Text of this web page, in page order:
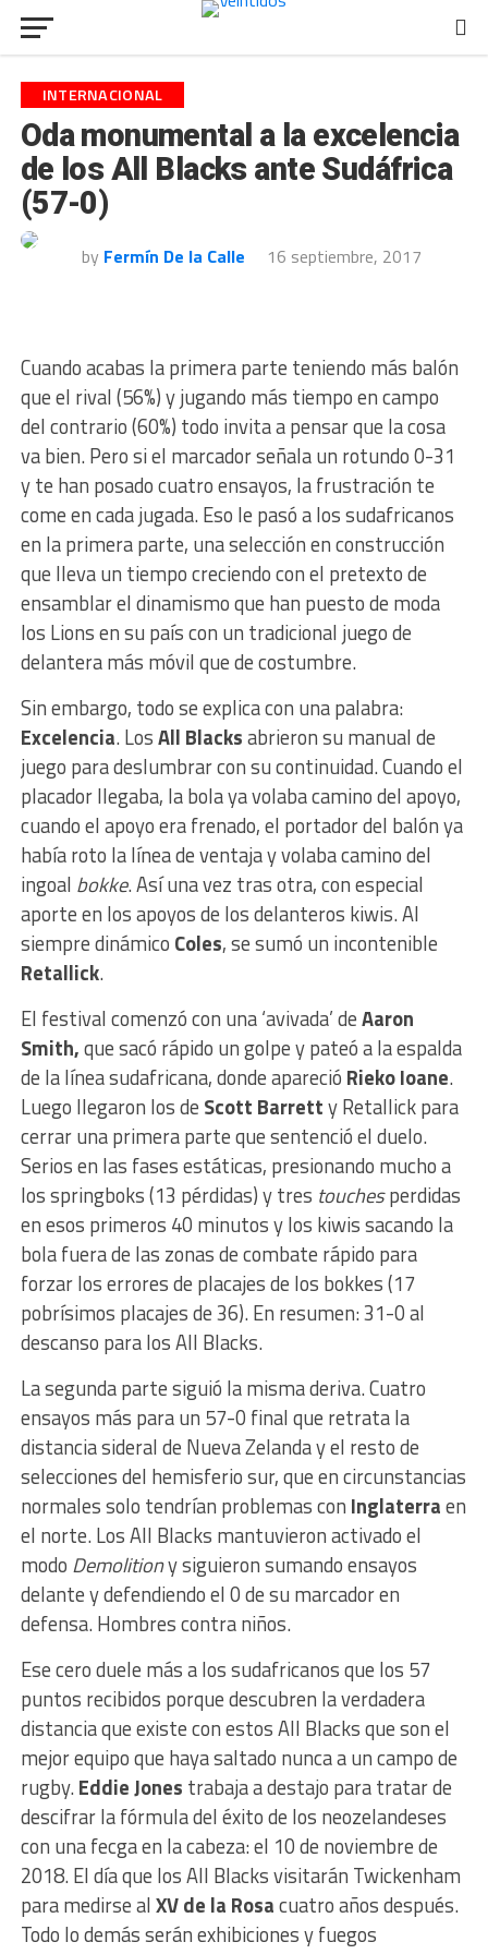
INTERNACIONAL
Oda monumental a la excelencia
de los All Blacks ante Sudáfrica
(57-0)
by Fermín De la Calle 16 septiembre, 2017
Cuando acabas la primera parte teniendo más balón
que el rival (56%) y jugando más tiempo en campo
del contrario (60%) todo invita a pensar que la cosa
va bien. Pero si el marcador señala un rotundo 0-31
y te han posado cuatro ensayos, la frustración te
come en cada jugada. Eso le pasó a los sudafricanos
en la primera parte, una selección en construcción
que lleva un tiempo creciendo con el pretexto de
ensamblar el dinamismo que han puesto de moda
los Lions en su país con un tradicional juego de
delantera más móvil que de costumbre.
Sin embargo, todo se explica con una palabra:
Excelencia. LosAll Blacksabrieron su manual de
juego para deslumbrar con su continuidad. Cuando el
placador llegaba, la bola ya volaba camino del apoyo,
cuando el apoyo era frenado, el portador del balón ya
había roto la línea de ventaja y volaba camino del
ingoal bokke. Así una vez tras otra, con especial
aporte en los apoyos de los delanteros kiwis. Al
siempre dinámico Coles, se sumó un incontenible
Retallick.
El festival comenzó con una ‘avivada’ deAaron
Smith,que sacó rápido un golpe y pateó a la espalda
de la línea sudafricana, donde apareció Rieko Ioane.
Luego llegaron los de Scott Barretty Retallick para
cerrar una primera parte que sentenció el duelo.
Serios en las fases estáticas, presionando mucho a
los springboks (13 pérdidas) y tres touchesperdidas
en esos primeros 40 minutos y los kiwis sacando la
bola fuera de las zonas de combate rápido para
forzar los errores de placajes de los bokkes (17
pobrísimos placajes de 36). En resumen: 31-0 al
descanso para los All Blacks.
La segunda parte siguió la misma deriva. Cuatro
ensayos más para un 57-0 final que retrata la
distancia sideral de Nueva Zelanda y el resto de
selecciones del hemisferio sur, que en circunstancias
normales solo tendrían problemas con Inglaterraen
el norte. Los All Blacks mantuvieron activado el
modo Demolitiony siguieron sumando ensayos
delante y defendiendo el 0 de su marcador en
defensa. Hombres contra niños.
Ese cero duele más a los sudafricanos que los 57
puntos recibidos porque descubren la verdadera
distancia que existe con estos All Blacks que son el
mejor equipo que haya saltado nunca a un campo de
rugby.Eddie Jones trabaja a destajo para tratar de
descifrar la fórmula del éxito de los neozelandeses
con una fecga en la cabeza: el 10 de noviembre de
2018. El día que los All Blacks visitarán Twickenham
para medirse alXV de la Rosacuatro años después.
Todo lo demás serán exhibiciones y fuegos